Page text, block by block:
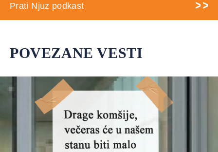
Prati Njuz podkast
POVEZANE VESTI